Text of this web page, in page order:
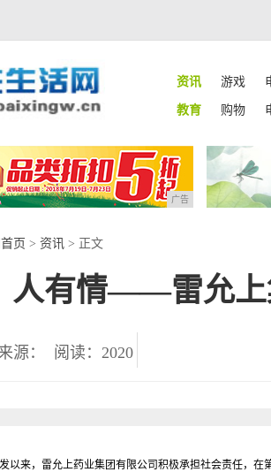
资讯 游戏
教育
购物
广告
页 > 资讯 > 正文
人有情——雷允上
源： 阅读：2020
来，雷允上药业集团有限公司积极承担社会责任，在